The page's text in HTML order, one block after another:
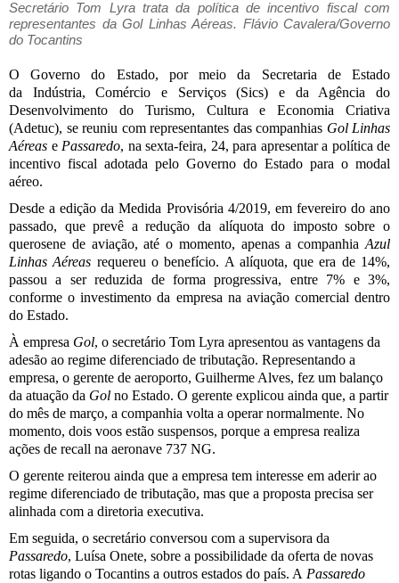
Secretário Tom Lyra trata da política de incentivo fiscal com
representantes da Gol Linhas Aéreas. Flávio Cavalera/Governo
do Tocantins
O Governo do Estado, por meio da Secretaria de Estado
da Indústria, Comércio e Serviços (Sics) e da Agência do
Desenvolvimento do Turismo, Cultura e Economia Criativa
(Adetuc), se reuniu com representantes das companhias Gol Linhas
Aéreas e Passaredo, na sexta-feira, 24, para apresentar a política de
incentivo fiscal adotada pelo Governo do Estado para o modal
aéreo.
Desde a edição da Medida Provisória 4/2019, em fevereiro do ano
passado, que prevê a redução da alíquota do imposto sobre o
querosene de aviação, até o momento, apenas a companhia Azul
Linhas Aéreas requereu o benefício. A alíquota, que era de 14%,
passou a ser reduzida de forma progressiva, entre 7% e 3%,
conforme o investimento da empresa na aviação comercial dentro
do Estado.
À empresa Gol, o secretário Tom Lyra apresentou as vantagens da
adesão ao regime diferenciado de tributação. Representando a
empresa, o gerente de aeroporto, Guilherme Alves, fez um balanço
da atuação da Gol no Estado. O gerente explicou ainda que, a partir
do mês de março, a companhia volta a operar normalmente. No
momento, dois voos estão suspensos, porque a empresa realiza
ações de recall na aeronave 737 NG.
O gerente reiterou ainda que a empresa tem interesse em aderir ao
regime diferenciado de tributação, mas que a proposta precisa ser
alinhada com a diretoria executiva.
Em seguida, o secretário conversou com a supervisora da
Passaredo, Luísa Onete, sobre a possibilidade da oferta de novas
rotas ligando o Tocantins a outros estados do país. A Passaredo